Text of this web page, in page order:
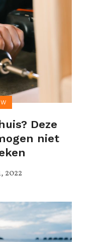
Deze
niet
2022